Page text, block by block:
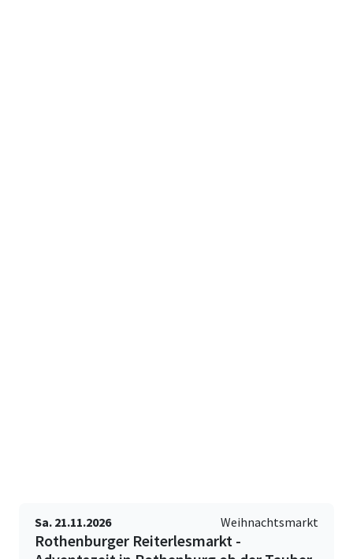
Sa. 21.11.2026 Weihnachtsmarkt
Rothenburger Reiterlesmarkt -